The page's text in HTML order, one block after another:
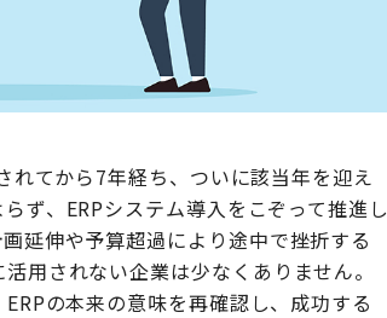
てから7年経ち、ついに該当年を迎え
ず、ERPシステム導入をこぞって推進し
延伸や予算超過により途中で挫折する
用されない企業は少なくありません。
の本来の意味を再確認し、成功する